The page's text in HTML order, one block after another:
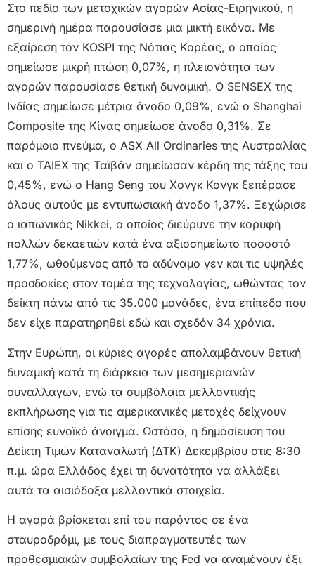
Στο πεδίο των μετοχικών αγορών Ασίας-Ειρηνικού, η
σημερινή ημέρα παρουσίασε μια μικτή εικόνα. Με
εξαίρεση τον KOSPI της Νότιας Κορέας, ο οποίος
σημείωσε μικρή πτώση 0,07%, η πλειονότητα των
αγορών παρουσίασε θετική δυναμική. Ο SENSEX της
Ινδίας σημείωσε μέτρια άνοδο 0,09%, ενώ ο Shanghai
Composite της Κίνας σημείωσε άνοδο 0,31%. Σε
παρόμοιο πνεύμα, ο ASX All Ordinaries της Αυστραλίας
και ο TAIEX της Ταϊβάν σημείωσαν κέρδη της τάξης του
0,45%, ενώ ο Hang Seng του Χονγκ Κονγκ ξεπέρασε
όλους αυτούς με εντυπωσιακή άνοδο 1,37%. Ξεχώρισε
ο ιαπωνικός Nikkei, ο οποίος διεύρυνε την κορυφή
πολλών δεκαετιών κατά ένα αξιοσημείωτο ποσοστό
1,77%, ωθούμενος από το αδύναμο γεν και τις υψηλές
προσδοκίες στον τομέα της τεχνολογίας, ωθώντας τον
δείκτη πάνω από τις 35.000 μονάδες, ένα επίπεδο που
δεν είχε παρατηρηθεί εδώ και σχεδόν 34 χρόνια.
Στην Ευρώπη, οι κύριες αγορές απολαμβάνουν θετική
δυναμική κατά τη διάρκεια των μεσημεριανών
συναλλαγών, ενώ τα συμβόλαια μελλοντικής
εκπλήρωσης για τις αμερικανικές μετοχές δείχνουν
επίσης ευνοϊκό άνοιγμα. Ωστόσο, η δημοσίευση του
Δείκτη Τιμών Καταναλωτή (ΔΤΚ) Δεκεμβρίου στις 8:30
π.μ. ώρα Ελλάδος έχει τη δυνατότητα να αλλάξει
αυτά τα αισιόδοξα μελλοντικά στοιχεία.
Η αγορά βρίσκεται επί του παρόντος σε ένα
σταυροδρόμι, με τους διαπραγματευτές των
προθεσμιακών συμβολαίων της Fed να αναμένουν έξι